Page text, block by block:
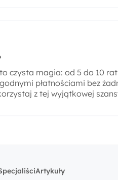
czysta magia: od 5 do 10
płatnościami bez
z tej wyjątkowej
Artykuły